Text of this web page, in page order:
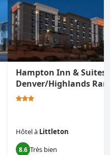
Hampton Inn & Suites
Denver/Highlands
Hôtelà Littleton
8.6 Très bien